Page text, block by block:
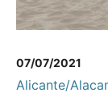
07/07/2021
Alicante/